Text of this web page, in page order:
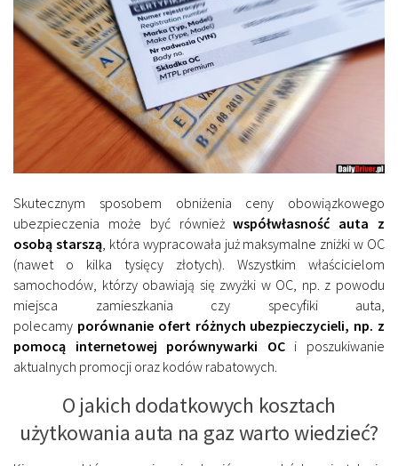
Skutecznym sposobem obniżenia ceny obowiązkowego
ubezpieczenia może być równieżwspółwłasność auta z
osobą starszą, która wypracowała już maksymalne zniżki w OC
(nawet o kilka tysięcy złotych). Wszystkim właścicielom
samochodów, którzy obawiają się zwyżki w OC, np. z powodu
miejsca zamieszkania czy specyfiki auta,
polecamy porównanie ofert różnych ubezpieczycieli, np. z
pomocą internetowej porównywarki OCi poszukiwanie
aktualnych promocji oraz kodów rabatowych.
O jakich dodatkowych kosztach
użytkowania auta na gaz warto wiedzieć?